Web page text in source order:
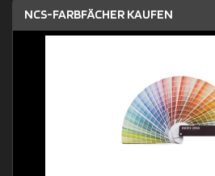
NCS-FARBFÄCHER KAUFEN